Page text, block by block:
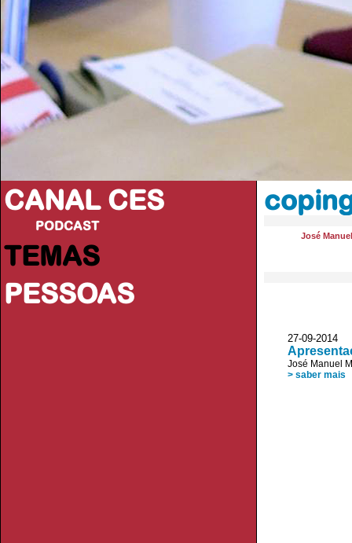
CANAL CES
PODCAST
TEMAS
PESSOAS
José
27-09-
José Manuel
> saber mais